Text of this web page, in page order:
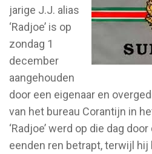
jarige J.J. alias
‘Radjoe’ is op
zondag 1
december
aangehouden
door een eigenaar en
van het bureau Corantijn in
‘Radjoe’ werd op die dag
eenden ren betrapt, terwijl